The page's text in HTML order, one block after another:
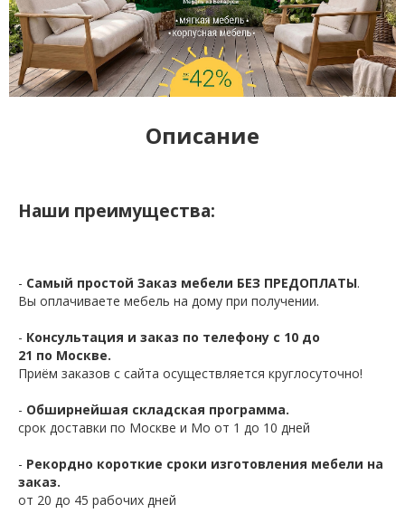
Описание
Наши преимущества:
- Самый простой Заказ мебели БЕЗ ПРЕДОПЛАТЫ.
Вы оплачиваете мебель на дому при получении.
- Консультация и заказ по телефону с 10 до
21 по Москве.
Приём заказов с сайта осуществляется круглосуточно!
- Обширнейшая складская программа.
срок доставки по Москве и Мо от 1 до 10 дней
- Рекордно короткие сроки изготовления мебели на
заказ.
от 20 до 45 рабочих дней